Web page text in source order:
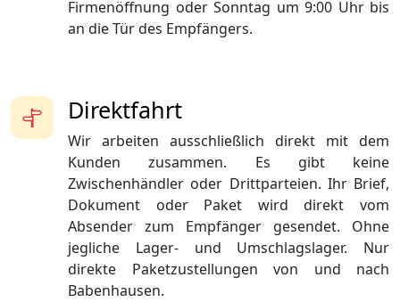
Direktfahrt
Wir arbeiten ausschließlich direkt mit dem
Kunden zusammen. Es gibt keine
Zwischenhändler oder Drittparteien. Ihr Brief,
Dokument oder Paket wird direkt vom
Absender zum Empfänger gesendet. Ohne
jegliche Lager- und Umschlagslager. Nur
direkte Paketzustellungen von und nach
Babenhausen.
Firmenöffnung oder Sonntag um 9:00 Uhr bis
an die Tür des Empfängers.